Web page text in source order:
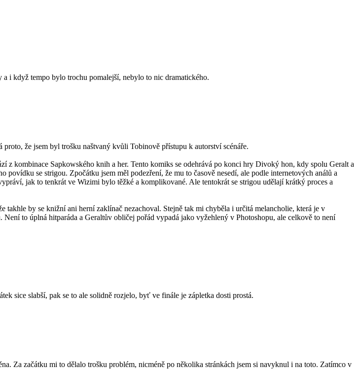
i když tempo bylo trochu pomalejší, nebylo to nic dramatického.
že jsem byl trošku naštvaný kvůli Tobinově přístupu k autorství scénáře.
kombinace Sapkowského knih a her. Tento komiks se odehrává po konci hry Divoký hon, kdy spolu Geralt a
se strigou. Zpočátku jsem měl podezření, že mu to časově nesedí, ale podle internetových análů a
jak to tenkrát ve Wizimi bylo těžké a komplikované. Ale tentokrát se strigou udělají krátký proces a
by se knižní ani herní zaklínač nezachoval. Stejně tak mi chyběla i určitá melancholie, která je v
to úplná hitparáda a Geraltův obličej pořád vypadá jako vyžehlený v Photoshopu, ale celkově to není
sice slabší, pak se to ale solidně rozjelo, byť ve finále je zápletka dosti prostá.
Za začátku mi to dělalo trošku problém, nicméně po několika stránkách jsem si navyknul i na toto. Zatímco v